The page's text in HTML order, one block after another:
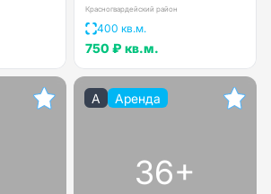
Красногвардейский район
400 кв.м.
750 ₽ кв.м.
A Аренда
36+